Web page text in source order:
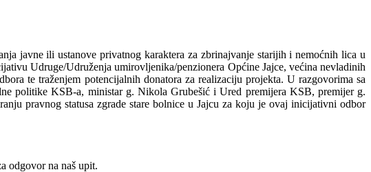
javne ili ustanove privatnog karaktera za zbrinajvanje starijih i nemoćnih lica u
Udruge/Udruženja umirovljenika/penzionera Općine Jajce, većina nevladinih
te traženjem potencijalnih donatora za realizaciju projekta. U razgovorima sa
politike KSB-a, ministar g. Nikola Grubešić i Ured premijera KSB, premijer g.
pravnog statusa zgrade stare bolnice u Jajcu za koju je ovaj inicijativni odbor
odgovor na naš upit.